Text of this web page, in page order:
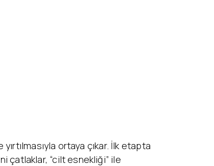
ortaya çıkar. İlk etapta
çatlaklar, “cilt esnekliği” ile